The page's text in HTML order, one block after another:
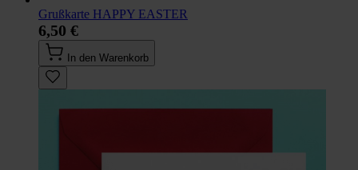
Grußkarte HAPPY EASTER
6,50 €
In den Warenkorb